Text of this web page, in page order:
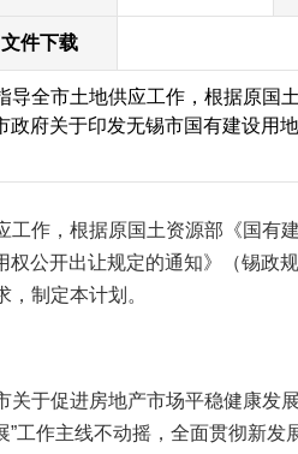
文件下载
全市土地供应工作，根据原国
府关于印发无锡市国有建设用
作，根据原国土资源部《国有
公开出让规定的通知》（锡政
制定本计划。
于促进房地产市场平稳健康发
工作主线不动摇，全面贯彻新